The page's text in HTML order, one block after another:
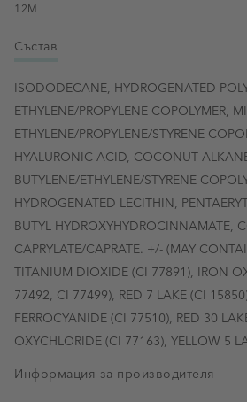
12M
Състав
ISODODECANE, HYDROGENATED
ETHYLENE/PROPYLENE COPOLYMER,
ETHYLENE/PROPYLENE/STYRENE
HYALURONIC ACID, COCONUT
BUTYLENE/ETHYLENE/STYRENE
HYDROGENATED LECITHIN,
BUTYL HYDROXYHYDROCINNAMATE,
CAPRYLATE/CAPRATE. +/- (MAY
TITANIUM DIOXIDE (CI 77891), IRON
77492, CI 77499), RED 7 LAKE (CI
FERROCYANIDE (CI 77510), RED 30
OXYCHLORIDE (CI 77163), YELLOW 5
Информация за производителя